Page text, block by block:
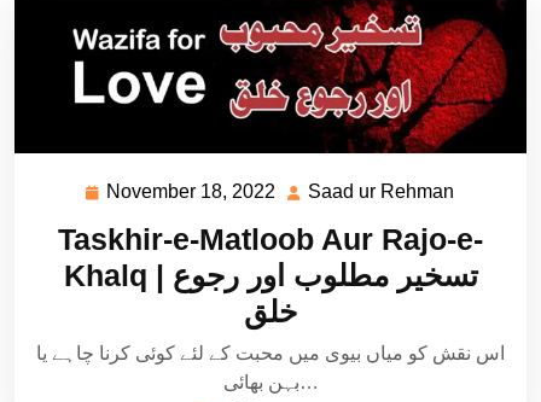
November 18, 2022 November
2022
Saad ur Rehman
Rehman
Taskhir-e-Matloob Aur Rajo-e-
Khalq | تسخیر مطلوب اور رجوع
خلق
اس نقش کو میاں بیوی میں محبت کے لئے کوئی کرنا چاہے یا
بہن بھائی…